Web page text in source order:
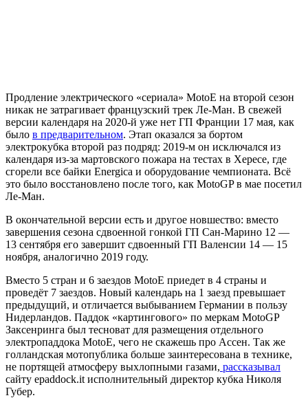
Продление электрического «сериала» MotoE на второй сезон
никак не затрагивает французский трек Ле-Ман. В свежей
версии календаря на 2020-й уже нет ГП Франции 17 мая, как
было в предварительном. Этап оказался за бортом
электрокубка второй раз подряд: 2019-м он исключался из
календаря из-за мартовского пожара на тестах в Хересе, где
сгорели все байки Energica и оборудование чемпионата. Всё
это было восстановлено после того, как MotoGP в мае посетил
Ле-Ман.
В окончательной версии есть и другое новшество: вместо
завершения сезона сдвоенной гонкой ГП Сан-Марино 12 —
13 сентября его завершит сдвоенный ГП Валенсии 14 — 15
ноября, аналогично 2019 году.
Вместо 5 стран и 6 заездов MotoE приедет в 4 страны и
проведёт 7 заездов. Новый календарь на 1 заезд превышает
предыдущий, и отличается выбыванием Германии в пользу
Нидерландов. Паддок «картингового» по меркам MotoGP
Заксенринга был тесноват для размещения отдельного
электропаддока MotoE, чего не скажешь про Ассен. Так же
голландская мотопублика больше заинтересована в технике,
не портящей атмосферу выхлопными газами, рассказывал
сайту epaddock.it исполнительный директор кубка Николя
Губер.